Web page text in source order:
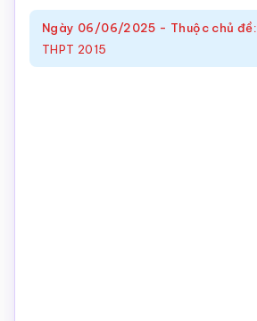
Ngày 06/06/2025 - Thuộc chủ đề:
THPT 2015